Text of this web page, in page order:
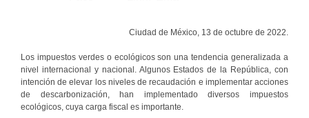
Ciudad de México, 13 de octubre de 2022.
Los impuestos verdes o ecológicos son una tendencia generalizada a
nivel internacional y nacional. Algunos Estados de la República, con
intención de elevar los niveles de recaudación e implementar acciones
de descarbonización, han implementado diversos impuestos
ecológicos, cuya carga fiscal es importante.